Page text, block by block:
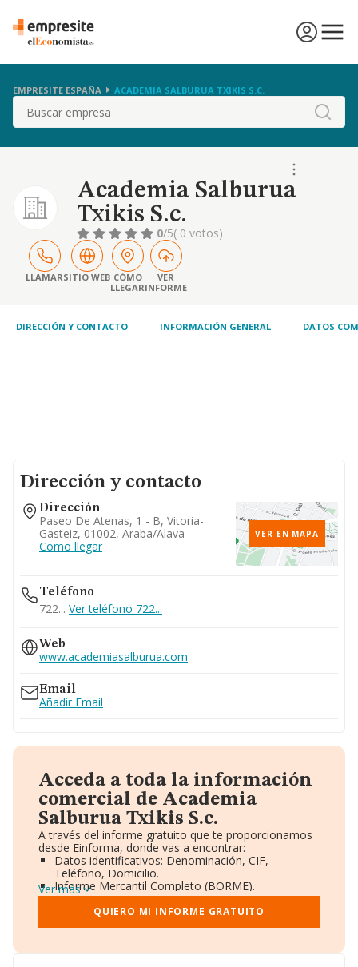
EMPRESITE ESPAÑA ACADEMIA SALBURUA TXIKIS S.C.
Buscar
Academia Salburua
Txikis S.c.
0/5( 0 votos)
LLAMARSITIO WEB CÓMO
LLEGAR
VER
INFORME
DIRECCIÓN Y CONTACTO INFORMACIÓN GENERAL DATOS
Dirección y contacto
Dirección
Paseo De Atenas, 1 - B, Vitoria-
Gasteiz, 01002, Araba/alava
Como llegar
VER EN MAPA
Teléfono
722... Ver teléfono 722...
Web
www.academiasalburua.com
Email
Añadir Email
Acceda a toda la información
comercial de Academia
Salburua Txikis S.c.
A través del informe gratuito que te proporcionamos
desde Einforma, donde vas a encontrar:
Datos identificativos: Denominación, CIF,
Teléfono, Domicilio.
Informe Mercantil Completo (BORME).
Gráficos de Evolución Ventas y Empleados.
Consejo de Administración y Administradores.
Directivos y Ejecutivos.
Ver más
QUIERO MI INFORME GRATUITO